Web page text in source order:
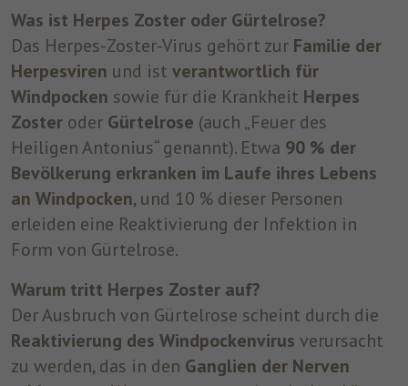
Was ist Herpes Zoster oder Gürtelrose?
Das Herpes-Zoster-Virus gehört zur Familie der
Herpesviren und ist verantwortlich für
Windpocken sowie für die Krankheit Herpes
Zoster oder Gürtelrose (auch „Feuer des
Heiligen Antonius“ genannt). Etwa 90 % der
Bevölkerung erkranken im Laufe ihres Lebens
an Windpocken, und 10 % dieser Personen
erleiden eine Reaktivierung der Infektion in
Form von Gürtelrose.
Warum tritt Herpes Zoster auf?
Der Ausbruch von Gürtelrose scheint durch die
Reaktivierung des Windpockenvirus verursacht
zu werden, das in den Ganglien der Nerven
Zweck
indem es das Nutzerverhalten im gesamten
Web auf Websites verfolgt, die über das
Facebook-Pixel oder das Facebook Social
Plugin verfügen.